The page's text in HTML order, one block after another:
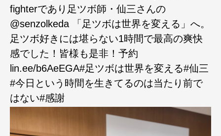
fighterであり足ツボ師・仙三さんの
@senzolkeda 「足ツボは世界を変える」へ。
足ツボ好きには堪らない1時間で最高の爽快
感でした！皆様も是非！予約
lin.ee/b6AeEGA#足ツボは世界を変える#仙三
#今日という時間を生きてるのは当たり前で
はない#感謝